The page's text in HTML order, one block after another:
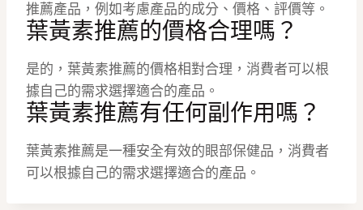
推薦產品，例如考慮產品的成分、價格、評價等。
葉黃素推薦的價格合理嗎？
是的，葉黃素推薦的價格相對合理，消費者可以根
據自己的需求選擇適合的產品。
葉黃素推薦有任何副作用嗎？
葉黃素推薦是一種安全有效的眼部保健品，消費者
可以根據自己的需求選擇適合的產品。